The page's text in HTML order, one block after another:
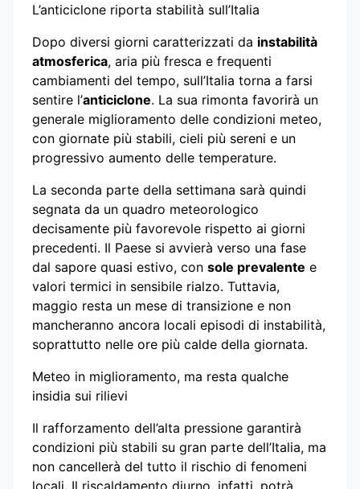
L’anticiclone riporta stabilità sull’Italia
Dopo diversi giorni caratterizzati da instabilità
atmosferica, aria più fresca e frequenti
cambiamenti del tempo, sull’Italia torna a farsi
sentire l’anticiclone. La sua rimonta favorirà un
generale miglioramento delle condizioni meteo,
con giornate più stabili, cieli più sereni e un
progressivo aumento delle temperature.
La seconda parte della settimana sarà quindi
segnata da un quadro meteorologico
decisamente più favorevole rispetto ai giorni
precedenti. Il Paese si avvierà verso una fase
dal sapore quasi estivo, con sole prevalente e
valori termici in sensibile rialzo. Tuttavia,
maggio resta un mese di transizione e non
mancheranno ancora locali episodi di instabilità,
soprattutto nelle ore più calde della giornata.
Meteo in miglioramento, ma resta qualche
insidia sui rilievi
Il rafforzamento dell’alta pressione garantirà
condizioni più stabili su gran parte dell’Italia, ma
non cancellerà del tutto il rischio di fenomeni
locali. Il riscaldamento diurno, infatti, potrà